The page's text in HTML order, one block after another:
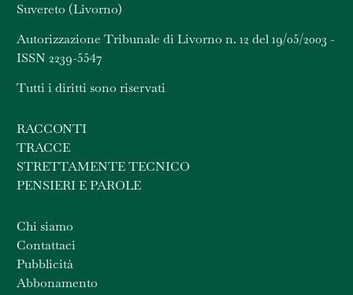
Suvereto (Livorno)
Autorizzazione Tribunale di Livorno n. 12 del 19/05/2003 -
ISSN 2239-5547
Tutti i diritti sono riservati
RACCONTI
TRACCE
STRETTAMENTE TECNICO
PENSIERI E PAROLE
Chi siamo
Contattaci
Pubblicità
Abbonamento